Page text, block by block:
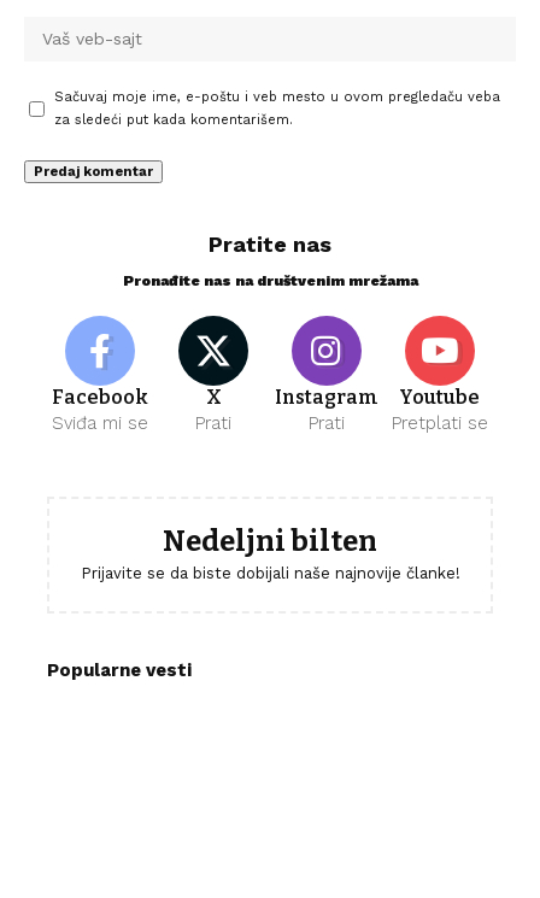
Sačuvaj moje ime, e-poštu i veb mesto u ovom pregledaču veba
za sledeći put kada komentarišem.
Pratite nas
Pronađite nas na društvenim mrežama
Facebook
Sviđa mi se
X
Prati
Instagram
Prati
Youtube
Pretplati se
Nedeljni bilten
Prijavite se da biste dobijali naše najnovije članke!
Popularne vesti